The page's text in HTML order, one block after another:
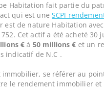
Habitation fait partie du
qui est une SCPI
est de nature Habitation
Cet actif a été acheté 30
€ à 50 millions € et un
indicatif de N.C .
se référer au
le rendement immobilier